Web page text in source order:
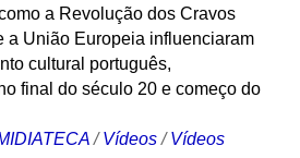
a Revolução dos Cravos
a União Europeia influenciaram
cultural português,
final do século 20 e começo do
/Vídeos /Vídeos